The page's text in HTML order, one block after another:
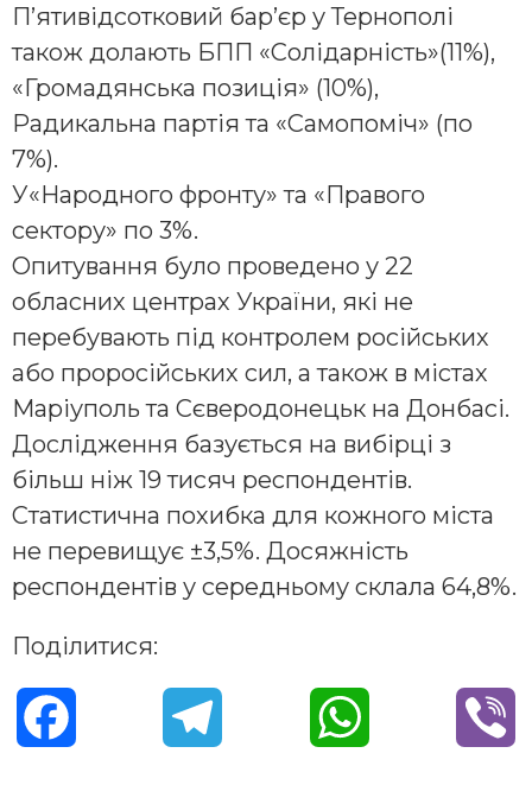
П’ятивідсотковий бар’єр у Тернополі
також долають БПП «Солідарність»(11%),
«Громадянська позиція» (10%),
Радикальна партія та «Самопоміч» (по
7%).
У«Народного фронту» та «Правого
сектору» по 3%.
Опитування було проведено у 22
обласних центрах України, які не
перебувають під контролем російських
або проросійських сил, а також в містах
Маріуполь та Сєверодонецьк на Донбасі.
Дослідження базується на вибірці з
більш ніж 19 тисяч респондентів.
Статистична похибка для кожного міста
не перевищує ±3,5%. Досяжність
респондентів у середньому склала 64,8%.
Поділитися: